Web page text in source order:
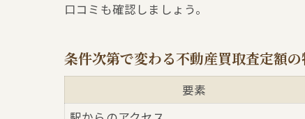
口コミも確認しましょう。
条件次第で変わる不動産買取査定額
要素